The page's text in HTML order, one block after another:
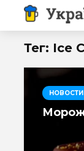
Тег: Ice
НОВОСТИ